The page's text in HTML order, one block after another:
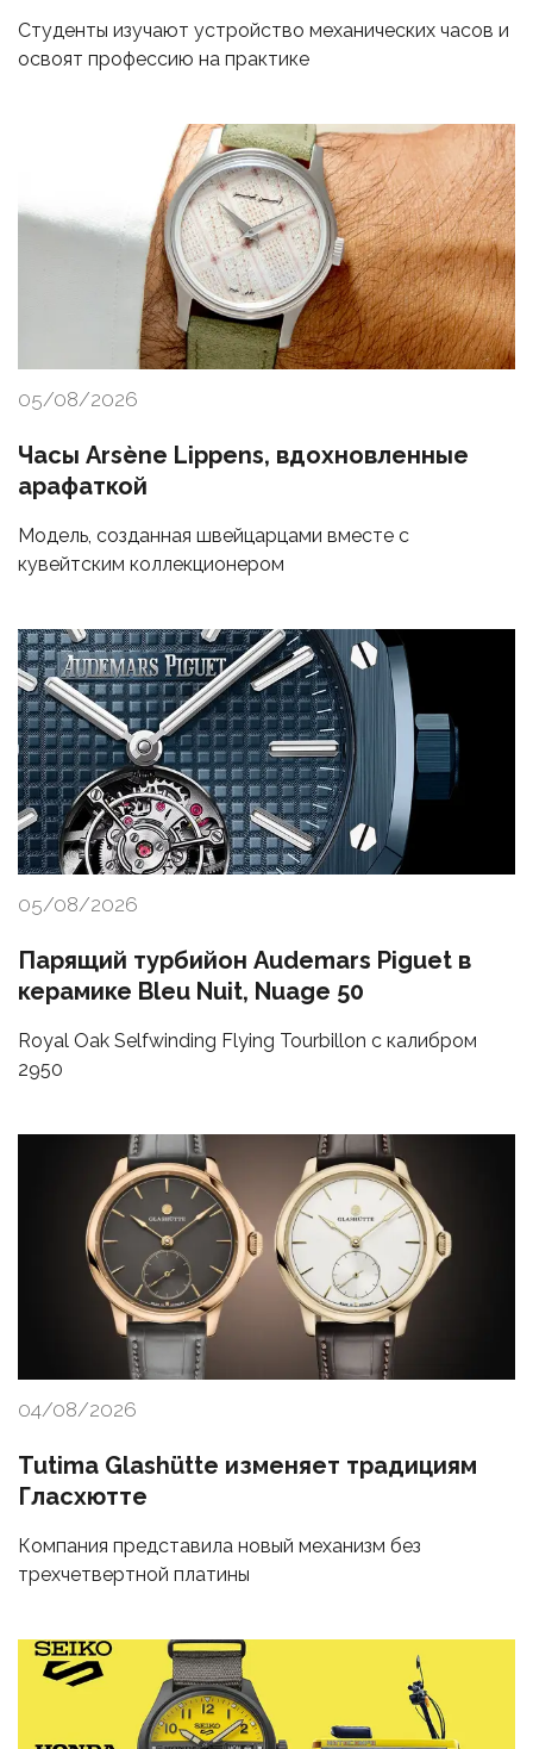
Студенты изучают устройство механических часов и
освоят профессию на практике
05/08/2026
Часы Arsène Lippens, вдохновленные
арафаткой
Модель, созданная швейцарцами вместе с
кувейтским коллекционером
05/08/2026
Парящий турбийон Audemars Piguet в
керамике Bleu Nuit, Nuage 50
Royal Oak Selfwinding Flying Tourbillon с калибром
2950
04/08/2026
Tutima Glashütte изменяет традициям
Гласхютте
Компания представила новый механизм без
трехчетвертной платины